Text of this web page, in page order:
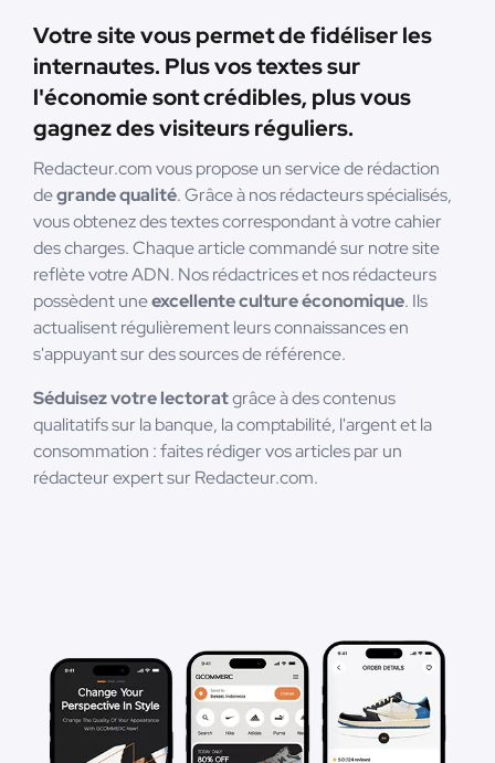
Votre site vous permet de fidéliser les
internautes. Plus vos textes sur
l'économie sont crédibles, plus vous
gagnez des visiteurs réguliers.
Redacteur.com vous propose un service de rédaction
degrande qualité. Grâce à nos rédacteurs spécialisés,
vous obtenez des textes correspondant à votre cahier
des charges. Chaque article commandé sur notre site
reflète votre ADN. Nos rédactrices et nos rédacteurs
possèdent uneexcellente culture économique. Ils
actualisent régulièrement leurs connaissances en
s'appuyant sur des sources de référence.
Séduisez votre lectoratgrâce à des contenus
qualitatifs sur la banque, la comptabilité, l'argent et la
consommation : faites rédiger vos articles par un
rédacteur expert sur Redacteur.com.